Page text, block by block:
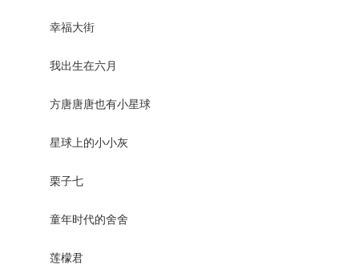
幸福大街
我出生在六月
方唐唐唐也有小星球
星球上的小小灰
栗子七
童年时代的舍舍
莲檬君